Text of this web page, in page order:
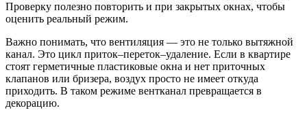
Проверку полезно повторить и при закрытых окнах, чтобы
оценить реальный режим.
Важно понимать, что вентиляция — это не только вытяжной
канал. Это цикл приток–переток–удаление. Если в квартире
стоят герметичные пластиковые окна и нет приточных
клапанов или бризера, воздух просто не имеет откуда
приходить. В таком режиме вентканал превращается в
декорацию.